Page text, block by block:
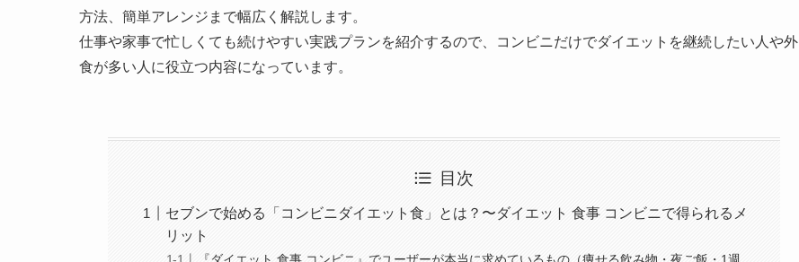
方法、簡単アレンジまで幅広く解説します。
仕事や家事で忙しくても続けやすい実践プランを紹介するので、コンビニだけでダイエットを継続したい人や外
食が多い人に役立つ内容になっています。
目次
セブンで始める「コンビニダイエット食」とは？〜ダイエット 食事 コンビニで得られるメ
リット